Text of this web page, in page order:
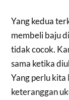
Yang kedua
membeli baju
tidak cocok.
sama ketika
Yang perlu
keteranggan